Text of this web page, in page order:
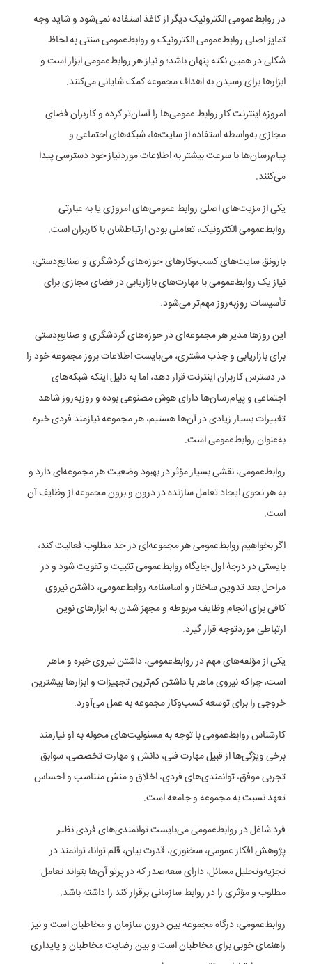
در روابط‌عمومی الکترونیک دیگر از کاغذ استفاده نمی‌شود و شاید وجه
تمایز اصلی روابط‌عمومی الکترونیک و روابط‌عمومی سنتی به لحاظ
شکلی در همین نکته پنهان باشد؛ و نیاز هر روابط‌عمومی ابزار است و
ابزارها برای رسیدن به اهداف مجموعه کمک شایانی می‌کنند.
امروزه اینترنت کار روابط عمومی‌ها را آسان‌تر کرده و کاربران فضای
مجازی به‌واسطه استفاده از سایت‌ها، شبکه‌های اجتماعی و
پیام‌رسان‌ها با سرعت بیشتر به اطلاعات موردنیاز خود دسترسی پیدا
می‌کنند.
یکی از مزیت‌های اصلی روابط عمومی‌های امروزی یا به عبارتی
روابط‌عمومی الکترونیک، تعاملی بودن ارتباطشان با کاربران است.
بارونق سایت‌های کسب‌وکارهای حوزه‌های گردشگری و صنایع‌دستی،
نیاز یک روابط‌عمومی با مهارت‌های بازاریابی در فضای مجازی برای
تأسیسات روزبه‌روز مهم‌تر می‌شود.
این روزها مدیر هر مجموعه‌ای در حوزه‌های گردشگری و صنایع‌دستی
برای بازاریابی و جذب مشتری، می‌بایست اطلاعات بروز مجموعه خود را
در دسترس کاربران اینترنت قرار دهد، اما به دلیل اینکه شبکه‌های
اجتماعی و پیام‌رسان‌ها دارای هوش مصنوعی بوده و روزبه‌روز شاهد
تغییرات بسیار زیادی در آن‌ها هستیم، هر مجموعه نیازمند فردی خبره
به‌عنوان روابط‌عمومی است.
روابط‌عمومی، نقشی بسیار مؤثر در بهبود وضعیت هر مجموعه‌ای دارد و
به هر نحوی ایجاد تعامل سازنده در درون و برون مجموعه از وظایف آن
است.
اگر بخواهیم روابط‌عمومی هر مجموعه‌ای در حد مطلوب فعالیت کند،
بایستی در درجۀ اول جایگاه روابط‌عمومی تثبیت و تقویت شود و در
مراحل بعد تدوین ساختار و اساسنامه روابط‌عمومی، داشتن نیروی
کافی برای انجام وظایف مربوطه و مجهز شدن به ابزارهای نوین
ارتباطی موردتوجه قرار گیرد.
یکی از مؤلفه‌های مهم در روابط‌عمومی، داشتن نیروی خبره و ماهر
است، چراکه نیروی ماهر با داشتن کم‌ترین تجهیزات و ابزارها بیشترین
خروجی را برای توسعه کسب‌وکار مجموعه به عمل می‌آورد.
کارشناس روابط‌عمومی با توجه به مسئولیت‌های محوله به او نیازمند
برخی ویژگی‌ها از قبیل مهارت فنی، دانش و مهارت تخصصی، سوابق
تجربی موفق، توانمندی‌های فردی، اخلاق و منش متناسب و احساس
تعهد نسبت به مجموعه و جامعه است.
فرد شاغل در روابط‌عمومی می‌بایست توانمندی‌های فردی نظیر
پژوهش افکار عمومی، سخنوری، قدرت بیان، قلم توانا، توانمند در
تجزیه‌وتحلیل مسائل، دارای سعه‌صدر که در پرتو آن‌ها بتواند تعامل
مطلوب و مؤثری را در روابط سازمانی برقرار کند را داشته باشد.
روابط‌عمومی، درگاه مجموعه بین درون سازمان و مخاطبان است و نیز
راهنمای خوبی برای مخاطبان است و بین رضایت مخاطبان و پایداری